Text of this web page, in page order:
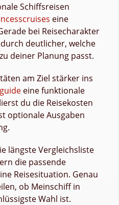
Schiffsreisen
eine
bei Reisecharakter
deutlicher, welche
deiner Planung passt.
am Ziel stärker ins
eine funktionale
du die Reisekosten
optionale Ausgaben
längste Vergleichsliste
die passende
Reisesituation. Genau
ob Meinschiff in
Wahl ist.